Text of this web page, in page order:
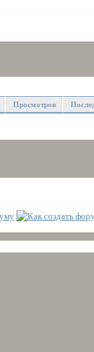
Просмотров